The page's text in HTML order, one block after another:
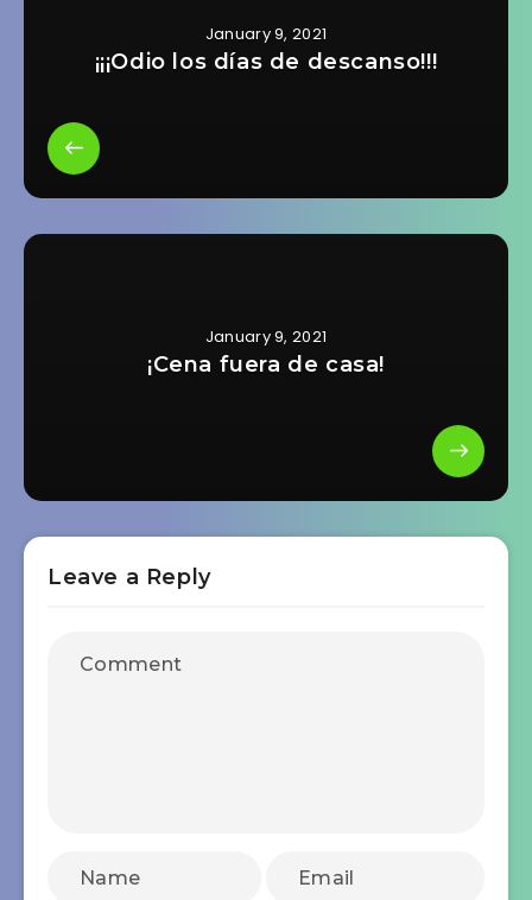
January 9, 2021
¡¡¡Odio los días de descanso!!!
January 9, 2021
¡Cena fuera de casa!
Leave a Reply